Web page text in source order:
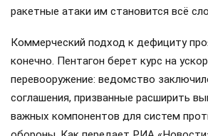
ракетные атаки им становится всё
Коммерческий подход к дефициту
конечно. Пентагон берет курс на
перевооружение: ведомство
соглашения, призванные расширить
важных компонентов для систем